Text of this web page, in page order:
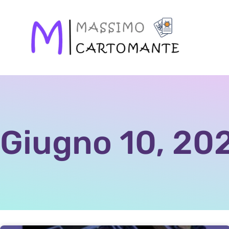
Giugno 10,